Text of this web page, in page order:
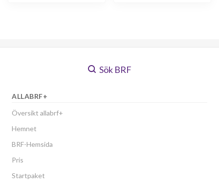
Sök BRF
ALLABRF+
Översikt allabrf+
Hemnet
BRF-Hemsida
Pris
Startpaket